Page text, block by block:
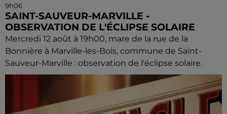
9h06
SAINT-SAUVEUR-MARVILLE -
OBSERVATION DE L'ÉCLIPSE SOLAIRE
Mercredi 12 août à 19h00, mare de la rue de la
Bonnière à Marville-les-Bois, commune de Saint-
Sauveur-Marville : observation de l'éclipse solaire.